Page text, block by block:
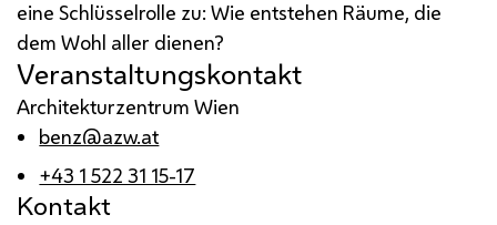
eine Schlüsselrolle zu: Wie entstehen Räume, die
dem Wohl aller dienen?
Veranstaltungskontakt
Architekturzentrum Wien
benz@azw.at
+43 1 522 31 15-17
Kontakt